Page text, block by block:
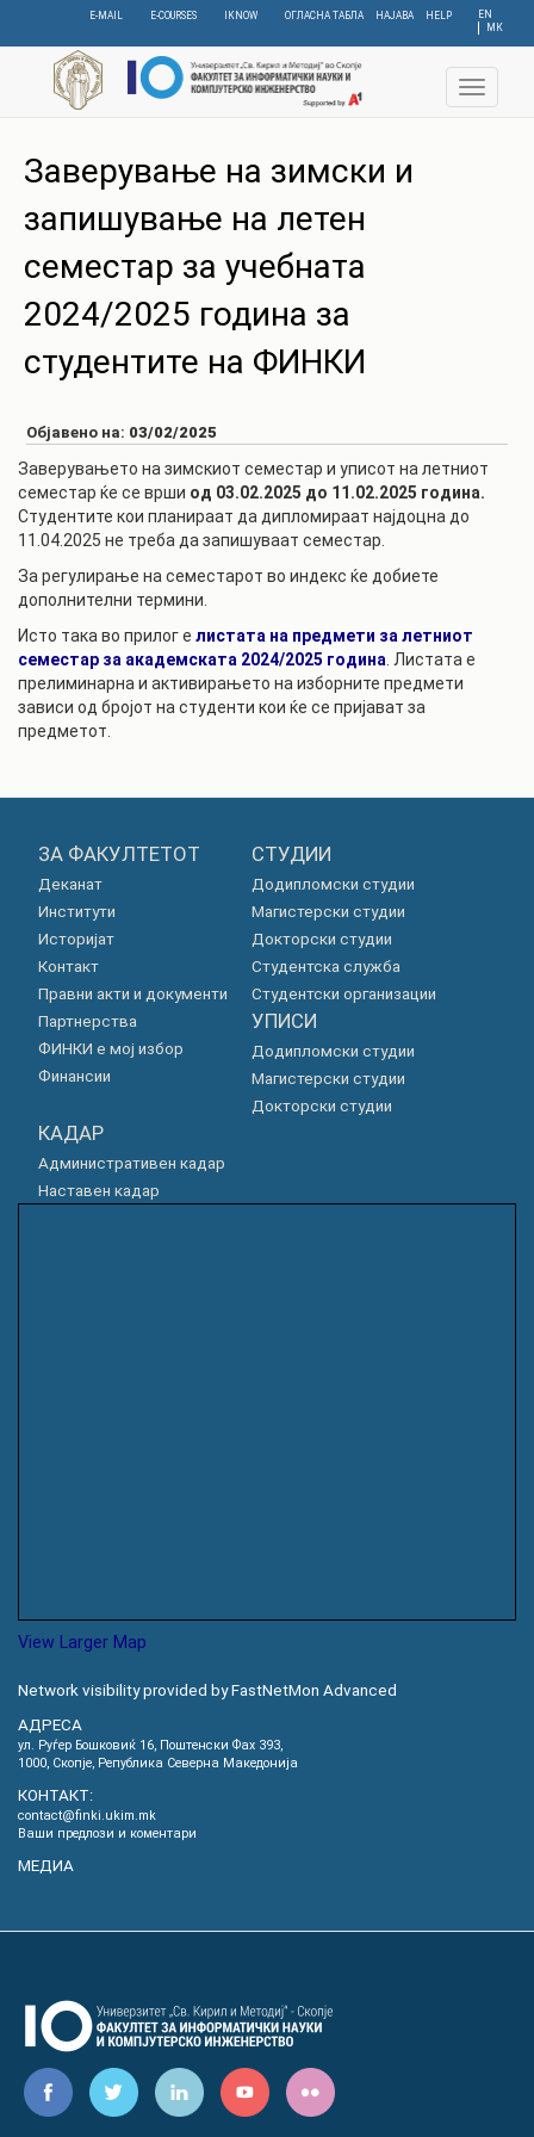
content
EN
МК
E-MAIL E-COURSES IKNOW ОГЛАСНА ТАБЛА НАЈАВА HELP
Toggle
Заверување на зимски и
запишување на летен
семестар за учебната
2024/2025 година за
студентите на ФИНКИ
Објавено на: 03/02/2025
Заверувањето на зимскиот семестар и уписот на летниот
семестар ќе се врши од 03.02.2025 до 11.02.2025 година.
Студентите кои планираат да дипломираат најдоцна до
11.04.2025 не треба да запишуваат семестар.
За регулирање на семестарот во индекс ќе добиете
дополнителни термини.
Исто така во прилог е листата на предмети за летниот
семестар за академската 2024/2025 година . Листата е
прелиминарна и активирањето на изборните предмети
зависи од бројот на студенти кои ќе се пријават за
предметот.
ЗА ФАКУЛТЕТОТ
Деканат
Институти
Историјат
Контакт
Правни акти и документи
Партнерства
ФИНКИ е мој избор
Финансии
СТУДИИ
Додипломски студии
Магистерски студии
Докторски студии
Студентска служба
Студентски организации
УПИСИ
Додипломски студии
Магистерски студии
Докторски студии
КАДАР
Административен кадар
Наставен кадар
View Larger Map
Network visibility provided by FastNetMon Advanced
АДРЕСА
ул. Руѓер Бошковиќ 16, Пoштенски Фах 393,
1000, Скопје, Република Северна Македонија
КОНТАКТ:
contact@finki.ukim.mk
Ваши предлози и коментари
МЕДИА